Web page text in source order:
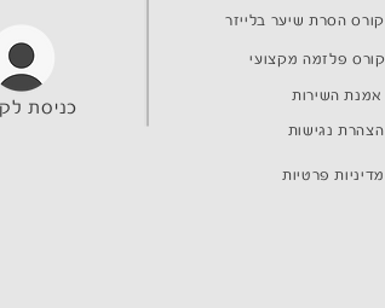
קורס הסרת שיער בלייזר
קורס פלזמה מקצועי
אמנת השירות
כניסת
הצהרת נגישות
מדיניות פרטיות